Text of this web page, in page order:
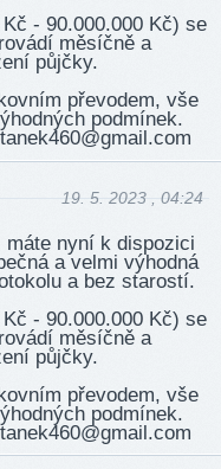
- 90.000.000 Kč) se
měsíčně a
půjčky.
převodem, vše
podmínek.
19. 5. 2023 , 04:24
nyní k dispozici
a velmi výhodná
a bez starostí.
- 90.000.000 Kč) se
měsíčně a
půjčky.
převodem, vše
podmínek.